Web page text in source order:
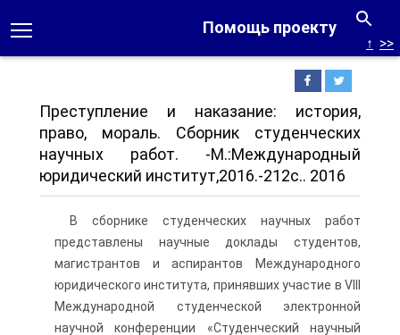
Помощь проекту
↑ >>
Преступление и наказание: история,
право, мораль. Сборник студенческих
научных работ. -М.:Международный
юридический институт,2016.-212c.. 2016
В сборнике студенческих научных работ
представлены науч­ные доклады студентов,
магистрантов и аспирантов Международного
юридического института, принявших участие в VIII
Международной студенческой электронной
научной конференции «Студенческий на­учный